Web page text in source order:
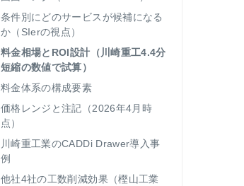
条件別にどのサービスが候補になる
か（SIerの視点）
料金相場とROI設計（川崎重工4.4分
短縮の数値で試算）
料金体系の構成要素
価格レンジと注記（2026年4月時
点）
川崎重工業のCADDi Drawer導入事
例
他社4社の工数削減効果（樫山工業